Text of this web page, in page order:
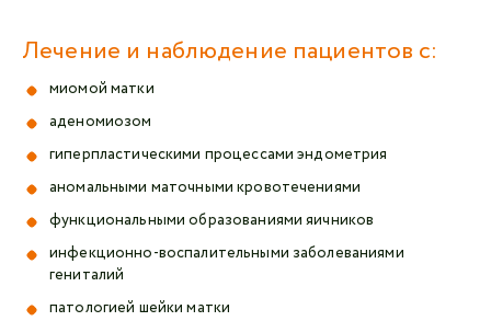
Лечение и наблюдение пациентов с:
миомой матки
аденомиозом
гиперпластическими процессами эндометрия
аномальными маточными кровотечениями
функциональными образованиями яичников
инфекционно-воспалительными заболеваниями
гениталий
патологией шейки матки